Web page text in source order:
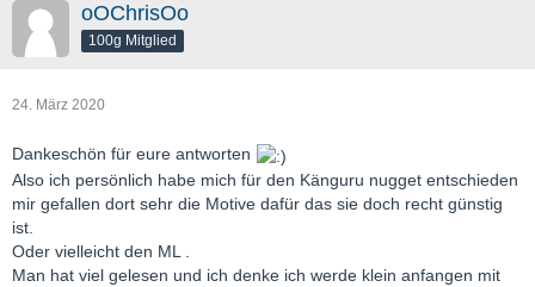
oOChrisOo
100g Mitglied
24. März 2020
Dankeschön für eure antworten
Also ich persönlich habe mich für den Känguru nugget entschieden
mir gefallen dort sehr die Motive dafür das sie doch recht günstig
ist.
Oder vielleicht den ML .
Man hat viel gelesen und ich denke ich werde klein anfangen mit